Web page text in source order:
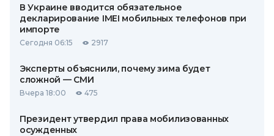
В Украине вводится обязательное
декларирование IMEI мобильных телефонов при
импорте
Сегодня 06:15 2917
Эксперты объяснили, почему зима будет
сложной — СМИ
Вчера 18:00 475
Президент утвердил права мобилизованных
осужденных